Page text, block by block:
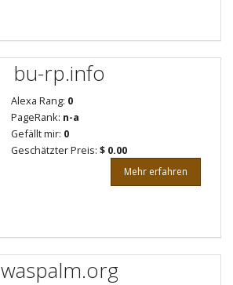
bu-rp.info
Alexa Rang: 0
PageRank: n-a
Gefällt mir: 0
Geschätzter Preis: $ 0.00
Mehr erfahren
waspalm.org